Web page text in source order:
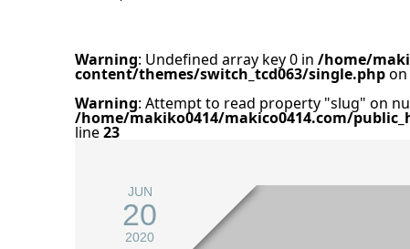
Warning: Undefined array key 0 in /home/
content/themes/switch_tcd063/single.php
Warning: Attempt to read property "slug" on
/home/makiko0414/makico0414.com/
line23
JUN
20
2020